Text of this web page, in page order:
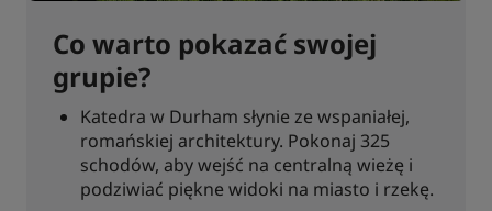
Co warto pokazać swojej
grupie?
Katedra w Durham słynie ze wspaniałej,
romańskiej architektury. Pokonaj 325
schodów, aby wejść na centralną wieżę i
podziwiać piękne widoki na miasto i rzekę.